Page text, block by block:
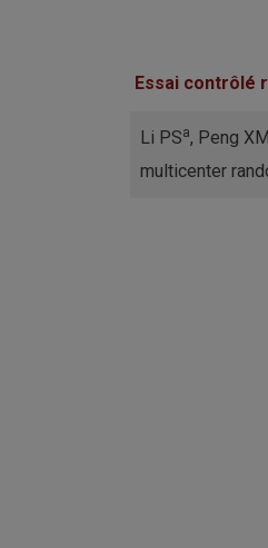
Essai contrôlé
Li PSa, Peng XM
multicenter